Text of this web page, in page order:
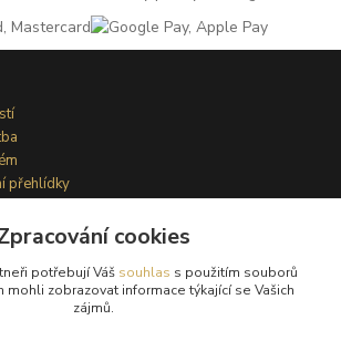
přehlídky
rozhraní
cookies
potřebují Váš souhlas s použitím souborů
mohli zobrazovat informace týkající se Vašich
zájmů.